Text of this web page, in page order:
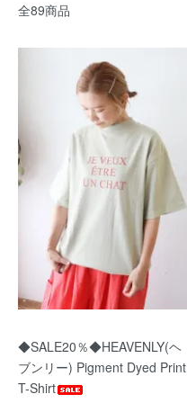
全89商品
◆SALE20％◆HEAVENLY(ヘ
ブンリー) Pigment Dyed Print
T-Shirt